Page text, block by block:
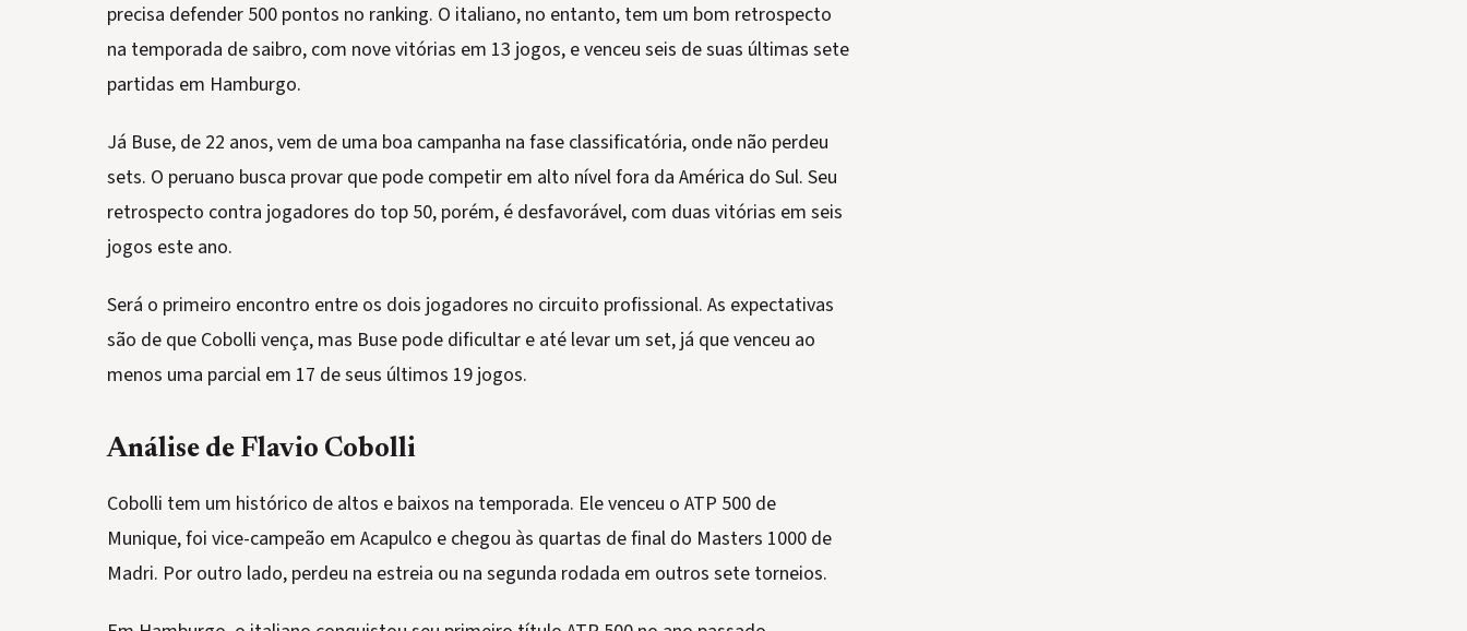
precisa defender 500 pontos no ranking. O italiano, no entanto, tem um bom retrospecto
na temporada de saibro, com nove vitórias em 13 jogos, e venceu seis de suas últimas sete
partidas em Hamburgo.
Já Buse, de 22 anos, vem de uma boa campanha na fase classificatória, onde não perdeu
sets. O peruano busca provar que pode competir em alto nível fora da América do Sul. Seu
retrospecto contra jogadores do top 50, porém, é desfavorável, com duas vitórias em seis
jogos este ano.
Será o primeiro encontro entre os dois jogadores no circuito profissional. As expectativas
são de que Cobolli vença, mas Buse pode dificultar e até levar um set, já que venceu ao
menos uma parcial em 17 de seus últimos 19 jogos.
Análise de Flavio Cobolli
Cobolli tem um histórico de altos e baixos na temporada. Ele venceu o ATP 500 de
Munique, foi vice-campeão em Acapulco e chegou às quartas de final do Masters 1000 de
Madri. Por outro lado, perdeu na estreia ou na segunda rodada em outros sete torneios.